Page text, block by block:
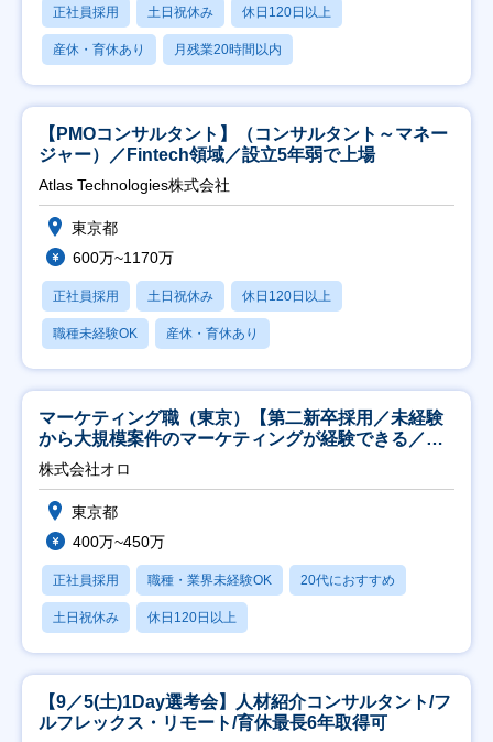
正社員採用 土日祝休み 休日120日以上
産休・育休あり 月残業20時間以内
【PMOコンサルタント】（コンサルタント～マネー
ジャー）／Fintech領域／設立5年弱で上場
Atlas Technologies株式会社
東京都
600万~1170万
正社員採用 土日祝休み 休日120日以上
職種未経験OK 産休・育休あり
マーケティング職（東京）【第二新卒採用／未経験
から大規模案件のマーケティングが経験できる／研
修充実】
株式会社オロ
東京都
400万~450万
正社員採用 職種・業界未経験OK 20代におすすめ
土日祝休み 休日120日以上
【9／5(土)1Day選考会】人材紹介コンサルタント/フ
ルフレックス・リモート/育休最長6年取得可